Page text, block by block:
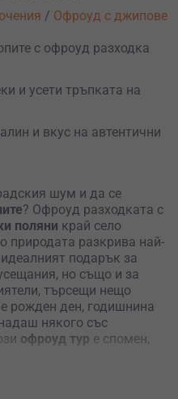
/ Офроуд с джипове
с офроуд разходка
и усети тръпката на
и вкус на автентични
шум и да се
? Офроуд разходката с
поляни край село
природата разкрива най-
подарък за
но също и за
търсещи нещо
рожден ден, годишнина
някого със
офроуд тур е спомен,